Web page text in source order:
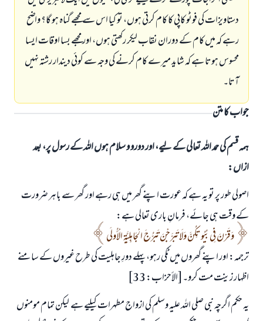
دستاویزات کی فوٹو کاپی کا کام کرتی ہوں، تو کیا اس سے مجھے گناہ ہو گا؟ واضح
رہے کہ میں کام کے دوران نقاب لیکر رکھتی ہوں، اور مجھے بسا اوقات ایسا
محسوس ہوتا ہے کہ شاید میرے کام کرنے کی وجہ سے کوئی دیندار رشتہ نہیں
آتا۔
جواب کا متن
ہمہ قسم کی حمد اللہ تعالی کے لیے، اور دورو و سلام ہوں اللہ کے رسول پر، بعد
ازاں:
اصولی طور پر تو یہ ہے کہ عورت اپنے گھر میں ہی رہے اور گھر سے باہر ضرورت
کے وقت ہی جائے، فرمانِ باری تعالی ہے:
وَقَرْنَ فِي بُيُوتِكُنَّ وَلَا تَبَرَّجْنَ تَبَرُّجَ الْجَاهِلِيَّةِ الْأُولَى
ترجمہ: اور اپنے گھروں میں ٹکی رہو، پہلے دورِ جاہلیت کی طرح غیروں کے سامنے
اظہار زینت مت کرو۔[الأحزاب: 33]
یہ حکم اگرچہ نبی صلی اللہ علیہ وسلم کی ازواج مطہرات کیلیے ہے لیکن تمام مومنوں